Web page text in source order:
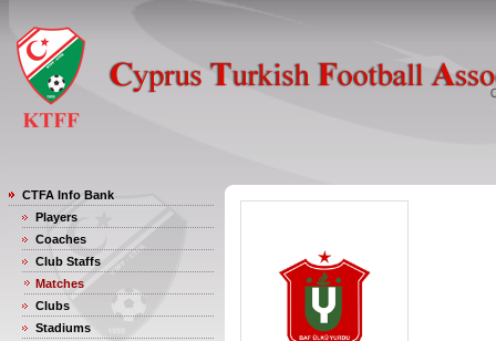
CTFA Info Bank
Players
Coaches
Club Staffs
Matches
Clubs
Stadiums